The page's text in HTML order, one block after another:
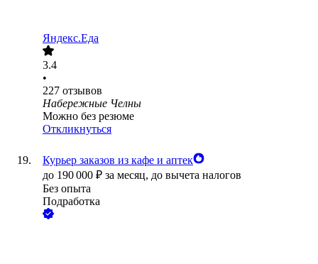
Яндекс.Еда
3.4
•
227 отзывов
Набережные Челны
Можно без резюме
Откликнуться
Курьер заказов из кафе и аптек
до 190 000 ₽ за месяц, до вычета налогов
Без опыта
Подработка